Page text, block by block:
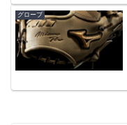
グローブ